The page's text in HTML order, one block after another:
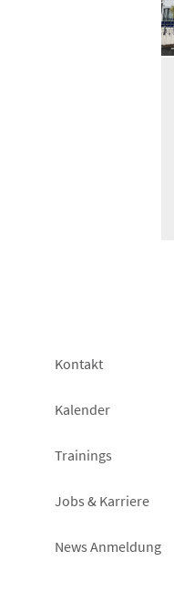
Footer
left
Kontakt
Kalender
Trainings
Jobs & Karriere
News Anmeldung